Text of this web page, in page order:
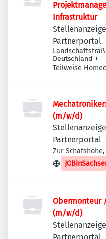
Infrastruktur
Partnerportal
Deutschland +
Teilweise
(m/w/d)
Partnerportal
Zur
Deutschland
Obermonteur
(m/w/d)
Partnerportal